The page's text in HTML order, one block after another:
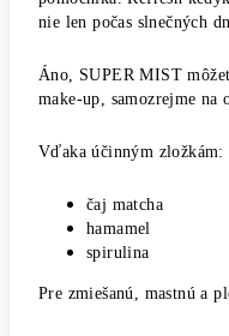
nie len počas slnečných
Áno, SUPER MIST
make-up, samozrejme na
Vďaka účinným zložkám:
čaj matcha
hamamel
spirulina
Pre zmiešanú, mastnú a